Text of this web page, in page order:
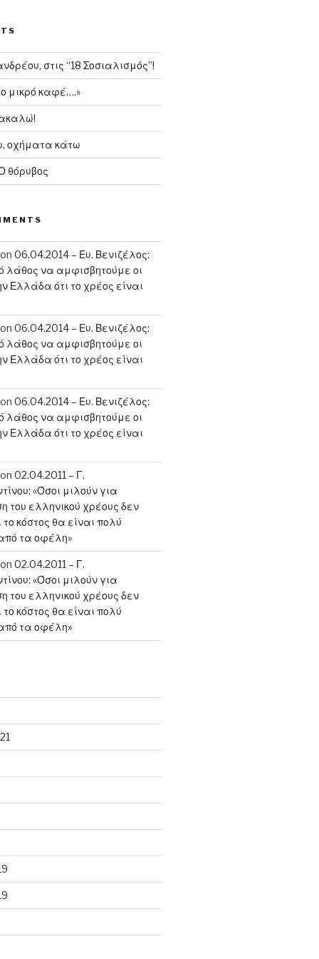
στις “18 Σοσιαλισμός”!
μικρό καφέ….»
οχήματα κάτω
θόρυβος
on 06.04.2014 – Ευ. Βενιζέλος:
λάθος να αμφισβητούμε οι
Ελλάδα ότι το χρέος είναι
on 06.04.2014 – Ευ. Βενιζέλος:
λάθος να αμφισβητούμε οι
Ελλάδα ότι το χρέος είναι
on 06.04.2014 – Ευ. Βενιζέλος:
λάθος να αμφισβητούμε οι
Ελλάδα ότι το χρέος είναι
on 02.04.2011 – Γ.
«Όσοι μιλούν για
του ελληνικού χρέους δεν
το κόστος θα είναι πολύ
τα οφέλη»
on 02.04.2011 – Γ.
«Όσοι μιλούν για
του ελληνικού χρέους δεν
το κόστος θα είναι πολύ
τα οφέλη»